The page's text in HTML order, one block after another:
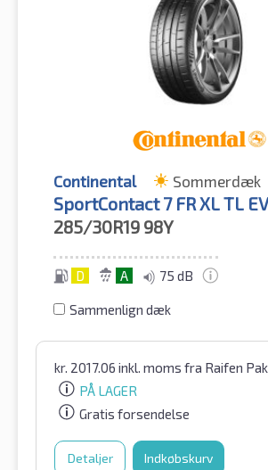
Continental Sommerdæk
SportContact 7 FR XL TL
285/30R19 98Y
D A 75 dB
Sammenlign dæk
kr. 2017.06 inkl. moms fra Raifen
PÅ LAGER
Gratis forsendelse
Detaljer Indkøbskurv